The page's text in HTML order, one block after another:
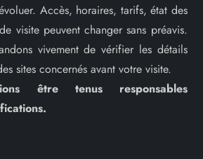
Accès, horaires, tarifs, état des
visite peuvent changer sans préavis.
vivement de vérifier les détails
sites concernés avant votre visite.
être tenus responsables